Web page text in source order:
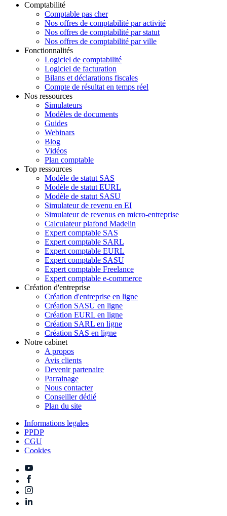
Continuer sans accepter
Parlons un peu...
des Cookies !
Nous utilisons des cookies pour vous
proposer un contenu de qualité,
Nous partageons des données avec Google pour l'analyse, la
publicité et créer des pubs personnalisées.
Pour modifier vos préférences par la suite, cliquez sur le lien
'Préférences de cookies' situé dans le pied de page.
Comptabilité
Comptable pas cher
Nos offres de comptabilité par activité
Nos offres de comptabilité par statut
Nos offres de comptabilité par ville
Fonctionnalités
Logiciel de comptabilité
Logiciel de facturation
Bilans et déclarations fiscales
Compte de résultat en temps réel
Nos ressources
Simulateurs
Modèles de documents
Guides
Webinars
Blog
Vidéos
Plan comptable
Top ressources
Modèle de statut SAS
Modèle de statut EURL
Modèle de statut SASU
Simulateur de revenu en EI
Simulateur de revenus en micro-entreprise
Calculateur plafond Madelin
Expert comptable SAS
Expert comptable SARL
Expert comptable EURL
Expert comptable SASU
Expert comptable Freelance
Expert comptable e-commerce
Création d'entreprise
Création d'entreprise en ligne
Création SASU en ligne
Création EURL en ligne
Création SARL en ligne
Création SAS en ligne
Notre cabinet
A propos
Avis clients
Devenir partenaire
Parrainage
Nous contacter
Conseiller dédié
Plan du site
Informations legales
PPDP
CGU
Cookies